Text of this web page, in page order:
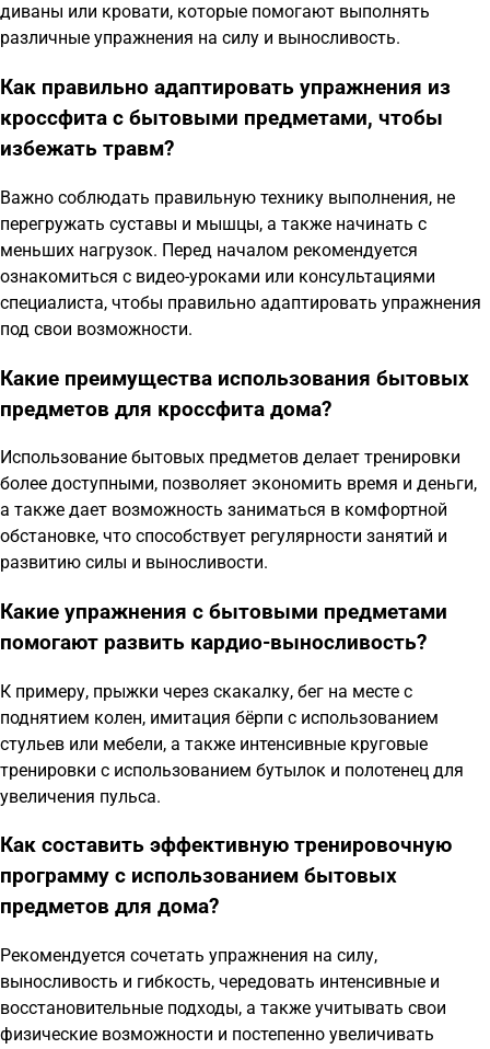
диваны или кровати, которые помогают выполнять
различные упражнения на силу и выносливость.
Как правильно адаптировать упражнения из
кроссфита с бытовыми предметами, чтобы
избежать травм?
Важно соблюдать правильную технику выполнения, не
перегружать суставы и мышцы, а также начинать с
меньших нагрузок. Перед началом рекомендуется
ознакомиться с видео-уроками или консультациями
специалиста, чтобы правильно адаптировать упражнения
под свои возможности.
Какие преимущества использования бытовых
предметов для кроссфита дома?
Использование бытовых предметов делает тренировки
более доступными, позволяет экономить время и деньги,
а также дает возможность заниматься в комфортной
обстановке, что способствует регулярности занятий и
развитию силы и выносливости.
Какие упражнения с бытовыми предметами
помогают развить кардио-выносливость?
К примеру, прыжки через скакалку, бег на месте с
поднятием колен, имитация бёрпи с использованием
стульев или мебели, а также интенсивные круговые
тренировки с использованием бутылок и полотенец для
увеличения пульса.
Как составить эффективную тренировочную
программу с использованием бытовых
предметов для дома?
Рекомендуется сочетать упражнения на силу,
выносливость и гибкость, чередовать интенсивные и
восстановительные подходы, а также учитывать свои
физические возможности и постепенно увеличивать